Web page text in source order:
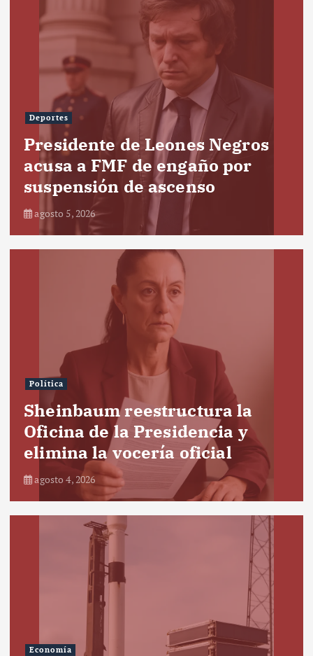
Deportes
Presidente de Leones Negros
acusa a FMF de engaño por
suspensión de ascenso
agosto 5, 2026
Política
Sheinbaum reestructura la
Oficina de la Presidencia y
elimina la vocería oficial
agosto 4, 2026
Economía